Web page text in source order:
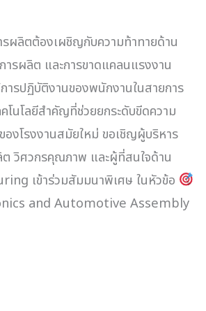
ผลิตต้องเผชิญกับความท้าทายด้าน
รผลิต และการขาดแคลนแรงงาน
ารปฏิบัติงานของพนักงานในสายการ
โนโลยีสำคัญที่ช่วยยกระดับขีดความ
องโรงงานสมัยใหม่ ขอเชิญผู้บริหาร
ต วิศวกรคุณภาพ และผู้ที่สนใจด้าน
เข้าร่วมสัมมนาพิเศษ ในหัวข้อ
and Automotive Assembly